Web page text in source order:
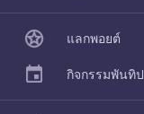
แลกพอยต์
กิจกรรมพันทิป